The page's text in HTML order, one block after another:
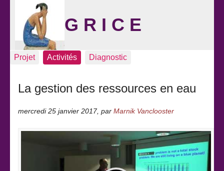
G R I C E
Projet Activités Diagnostic
La gestion des ressources en eau
mercredi 25 janvier 2017, par Marnik Vanclooster